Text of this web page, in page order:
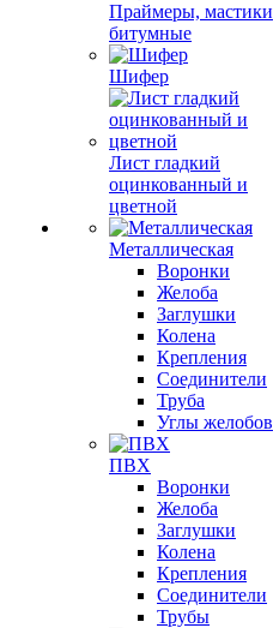
Праймеры, мастики
битумные
Шифер
Лист гладкий
оцинкованный и
цветной
Металлическая
Воронки
Желоба
Заглушки
Колена
Крепления
Соединители
Труба
Углы желобов
ПВХ
Воронки
Желоба
Заглушки
Колена
Крепления
Соединители
Трубы